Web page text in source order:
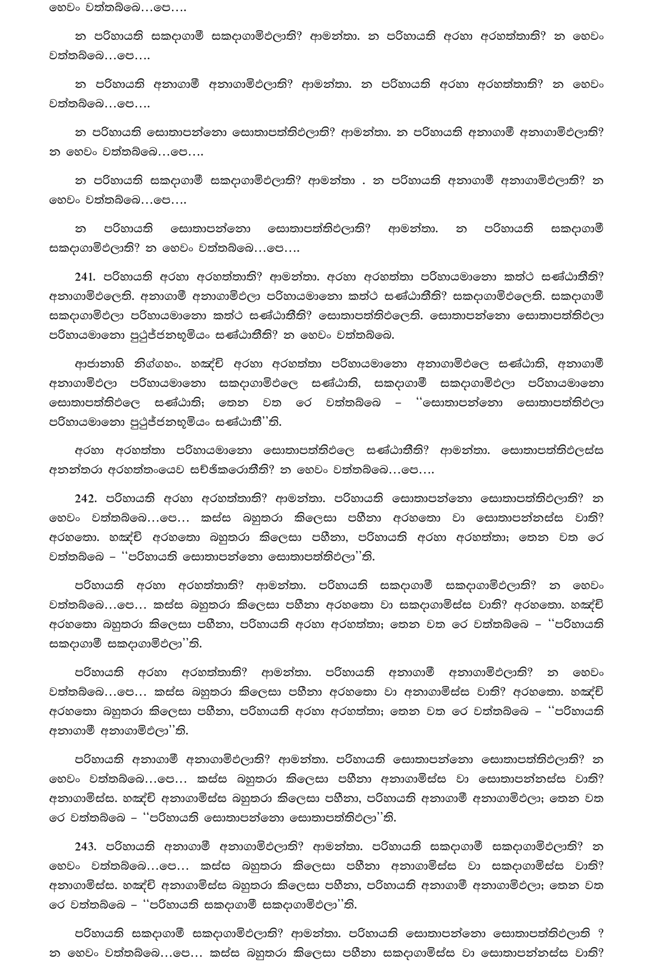
හෙවං වත්තබ්බෙ…පෙ….
න පරිහායති සකදාගාමී සකදාගාමිඵලාති? ආමන්තා. න පරිහායති අරහා අරහත්තාති? න හෙවං
වත්තබ්බෙ…පෙ….
න පරිහායති අනාගාමී අනාගාමිඵලාති? ආමන්තා. න පරිහායති අරහා අරහත්තාති? න හෙවං
වත්තබ්බෙ…පෙ….
න පරිහායති සොතාපන්නො සොතාපත්තිඵලාති? ආමන්තා. න පරිහායති අනාගාමී අනාගාමිඵලාති?
න හෙවං වත්තබ්බෙ…පෙ….
න පරිහායති සකදාගාමී සකදාගාමිඵලාති? ආමන්තා . න පරිහායති අනාගාමී අනාගාමිඵලාති? න
හෙවං වත්තබ්බෙ…පෙ….
න පරිහායති සොතාපන්නො සොතාපත්තිඵලාති? ආමන්තා. න පරිහායති සකදාගාමී
සකදාගාමිඵලාති? න හෙවං වත්තබ්බෙ…පෙ….
241. පරිහායති අරහා අරහත්තාති? ආමන්තා. අරහා අරහත්තා පරිහායමානො කත්ථ සණ්ඨාතීති?
අනාගාමිඵලෙති. අනාගාමී අනාගාමිඵලා පරිහායමානො කත්ථ සණ්ඨාතීති? සකදාගාමිඵලෙති. සකදාගාමී
සකදාගාමිඵලා පරිහායමානො කත්ථ සණ්ඨාතීති? සොතාපත්තිඵලෙති. සොතාපන්නො සොතාපත්තිඵලා
පරිහායමානො පුථුජ්ජනභූමියං සණ්ඨාතීති? න හෙවං වත්තබ්බෙ.
ආජානාහිනිග්ගහං. හඤ්චි අරහා අරහත්තා පරිහායමානො අනාගාමිඵලෙ සණ්ඨාති, අනාගාමී
අනාගාමිඵලා පරිහායමානො සකදාගාමිඵලෙ සණ්ඨාති, සකදාගාමී සකදාගාමිඵලා පරිහායමානො
සොතාපත්තිඵලෙ සණ්ඨාති; තෙන වත රෙ වත්තබ්බෙ – ‘‘සොතාපන්නො සොතාපත්තිඵලා
පරිහායමානො පුථුජ්ජනභූමියං සණ්ඨාතී’’ති.
අරහා අරහත්තා පරිහායමානො සොතාපත්තිඵලෙ සණ්ඨාතීති? ආමන්තා. සොතාපත්තිඵලස්ස
අනන්තරා අරහත්තංයෙව සච්ඡිකරොතීති? න හෙවං වත්තබ්බෙ…පෙ….
242. පරිහායති අරහා අරහත්තාති? ආමන්තා. පරිහායති සොතාපන්නො සොතාපත්තිඵලාති? න
හෙවං වත්තබ්බෙ…පෙ… කස්ස බහුතරා කිලෙසා පහීනා අරහතො වා සොතාපන්නස්ස වාති?
අරහතො. හඤ්චි අරහතො බහුතරා කිලෙසා පහීනා, පරිහායති අරහා අරහත්තා; තෙන වත රෙ
වත්තබ්බෙ – ‘‘පරිහායති සොතාපන්නො සොතාපත්තිඵලා’’ති.
පරිහායති අරහා අරහත්තාති? ආමන්තා. පරිහායති සකදාගාමී සකදාගාමිඵලාති? න හෙවං
වත්තබ්බෙ…පෙ… කස්ස බහුතරා කිලෙසා පහීනා අරහතො වා සකදාගාමිස්ස වාති? අරහතො. හඤ්චි
අරහතො බහුතරා කිලෙසා පහීනා, පරිහායති අරහා අරහත්තා; තෙන වත රෙ වත්තබ්බෙ – ‘‘පරිහායති
සකදාගාමී සකදාගාමිඵලා’’ති.
පරිහායති අරහා අරහත්තාති? ආමන්තා. පරිහායති අනාගාමී අනාගාමිඵලාති? න හෙවං
වත්තබ්බෙ…පෙ… කස්ස බහුතරා කිලෙසා පහීනා අරහතො වා අනාගාමිස්ස වාති? අරහතො. හඤ්චි
අරහතො බහුතරා කිලෙසා පහීනා, පරිහායති අරහා අරහත්තා; තෙන වත රෙ වත්තබ්බෙ – ‘‘පරිහායති
අනාගාමී අනාගාමිඵලා’’ති.
පරිහායති අනාගාමී අනාගාමිඵලාති? ආමන්තා. පරිහායති සොතාපන්නො සොතාපත්තිඵලාති? න
හෙවං වත්තබ්බෙ…පෙ… කස්ස බහුතරා කිලෙසා පහීනා අනාගාමිස්ස වා සොතාපන්නස්ස වාති?
අනාගාමිස්ස. හඤ්චි අනාගාමිස්ස බහුතරා කිලෙසා පහීනා, පරිහායති අනාගාමී අනාගාමිඵලා; තෙන වත
රෙ වත්තබ්බෙ – ‘‘පරිහායති සොතාපන්නො සොතාපත්තිඵලා’’ති.
243. පරිහායති අනාගාමී අනාගාමිඵලාති? ආමන්තා. පරිහායතිසකදාගාමී සකදාගාමිඵලාති? න
හෙවං වත්තබ්බෙ…පෙ… කස්ස බහුතරා කිලෙසා පහීනා අනාගාමිස්ස වා සකදාගාමිස්ස වාති?
අනාගාමිස්ස. හඤ්චි අනාගාමිස්ස බහුතරා කිලෙසා පහීනා, පරිහායති අනාගාමී අනාගාමිඵලා; තෙන වත
රෙ වත්තබ්බෙ – ‘‘පරිහායති සකදාගාමී සකදාගාමිඵලා’’ති.
පරිහායති සකදාගාමී සකදාගාමිඵලාති? ආමන්තා. පරිහායති සොතාපන්නො සොතාපත්තිඵලාති ?
න හෙවං වත්තබ්බෙ…පෙ… කස්ස බහුතරා කිලෙසා පහීනා සකදාගාමිස්ස වා සොතාපන්නස්ස වාති?